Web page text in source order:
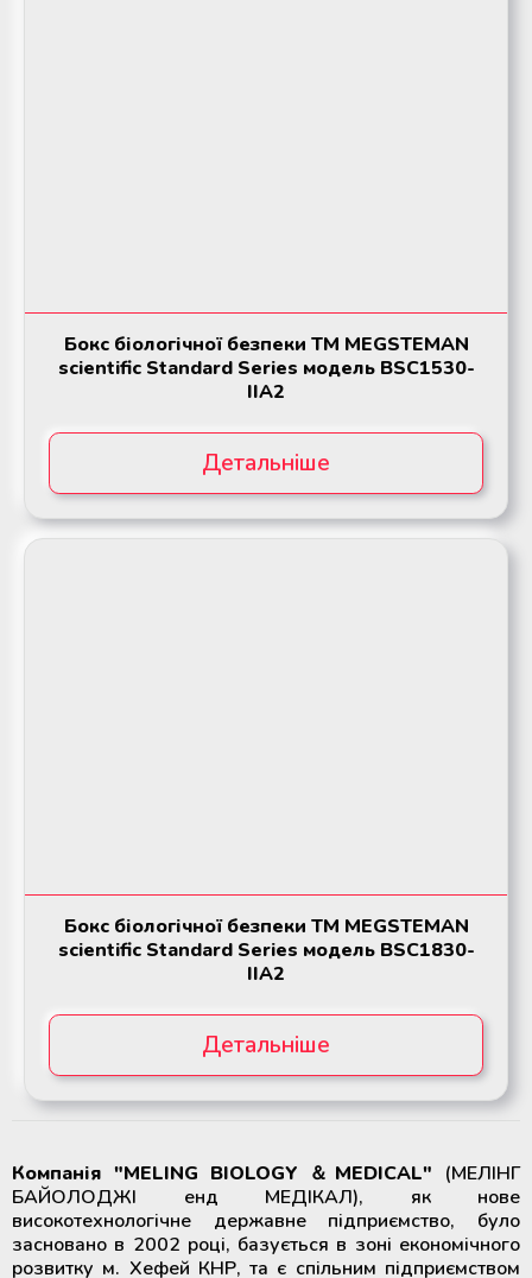
Бокс біологічної безпеки ТМ MEGSTEMAN
scientific Standard Series модель BSC1530-
IIA2
Детальніше
Бокс біологічної безпеки ТМ MEGSTEMAN
scientific Standard Series модель BSC1830-
IIA2
Детальніше
Компанія "MELING BIOLOGY ＆MEDICAL" (МЕЛІНГ
БАЙОЛОДЖІ енд МЕДІКАЛ), як нове
високотехнологічне державне підприємство, було
засновано в 2002 році, базується в зоні економічного
розвитку м. Хефей КНР, та є спільним підприємством